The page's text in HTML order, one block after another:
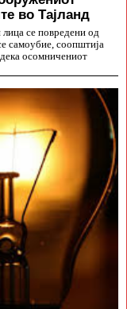
во Тајланд
лица се повредени од
самоубие, соопштија
осомничениот